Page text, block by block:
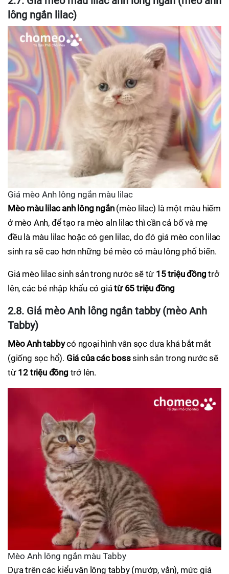
lông ngắn lilac)
Giá mèo Anh lông ngắn màu lilac
Mèo màu lilac anh lông ngắn(mèo lilac) là một màu hiếm
ở mèo Anh, để tạo ra mèo aln lilac thì cần cả bố và mẹ
đều là màu lilac hoặc có gen lilac, do đó giá mèo con lilac
sinh ra sẽ cao hơn những bé mèo có màu lông phổ biến.
Giá mèo lilac sinh sản trong nước sẽ từ 15 triệu đồng trở
lên, các bé nhập khẩu có giátừ 65 triệu đồng
2.8. Giá mèo Anh lông ngắn tabby (mèo Anh
Tabby)
Mèo Anh tabbycó ngoại hình vân sọc dưa khá bắt mắt
(giống sọc hổ). Giá của các bosssinh sản trong nước sẽ
từ 12 triệu đồng trở lên.
Mèo Anh lông ngắn màu Tabby
Dựa trên các kiểu vân lông tabby (mướp, vằn), mức giá